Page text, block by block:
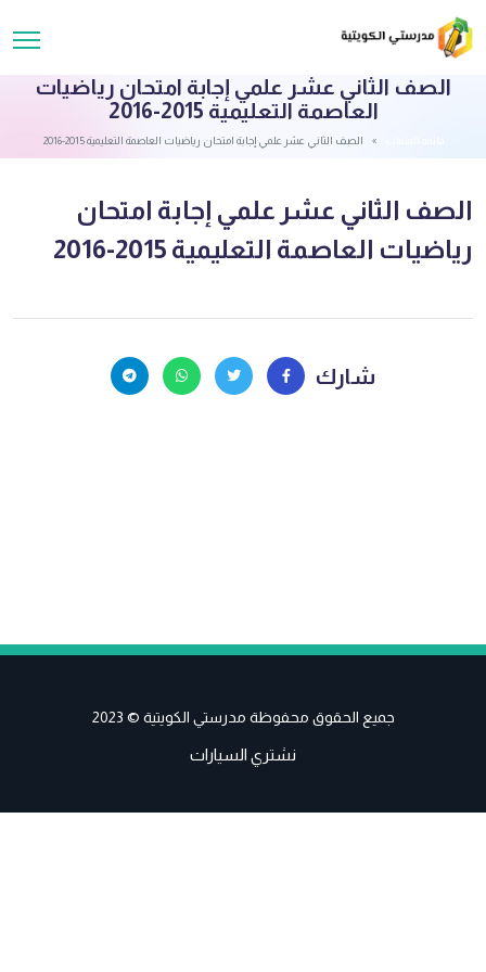
الصف الثاني عشر علمي إجابة امتحان رياضيات
العاصمة التعليمية 2015-2016
الصف الثاني عشر علمي إجابة امتحان رياضيات العاصمة التعليمية 2015-2016
الصف الثاني عشر علمي إجابة امتحان
رياضيات العاصمة التعليمية 2015-2016
شارك
جميع الحقوق محفوظة مدرستي الكويتية © 2023
نشتري السيارات